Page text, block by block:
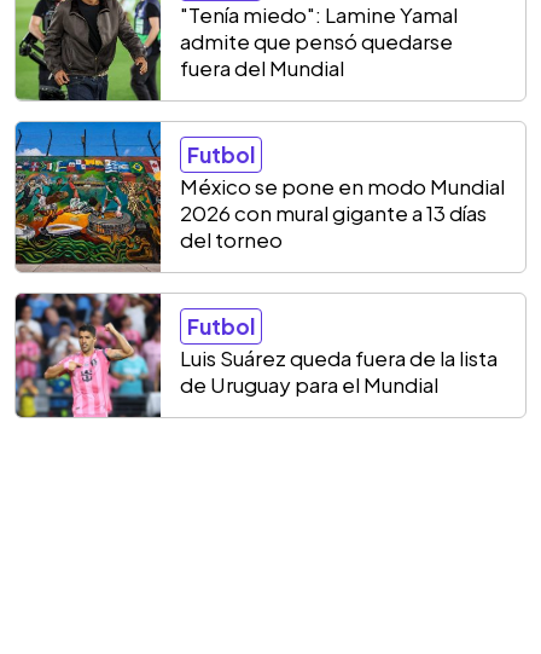
"Tenía miedo": Lamine Yamal
admite que pensó quedarse
fuera del Mundial
Futbol
México se pone en modo Mundial
2026 con mural gigante a 13 días
del torneo
Futbol
Luis Suárez queda fuera de la lista
de Uruguay para el Mundial